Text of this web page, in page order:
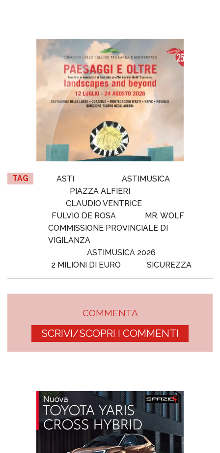
TAG ASTI
ASTIMUSICA
PIAZZA ALFIERI
CLAUDIO VENTRICE
FULVIO DE ROSA
MR. WOLF
COMMISSIONE PROVINCIALE DI
VIGILANZA
ASTIMUSICA 2026
2 MILIONI DI EURO
SICUREZZA
COMMENTA
SCRIVI/SCOPRI I COMMENTI